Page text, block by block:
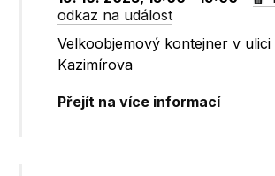
odkaz na událost
Velkoobjemový kontejner v
Kazimírova
Přejít na více informací